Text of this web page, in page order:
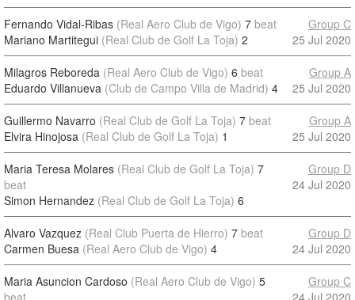
Fernando Vidal-Ribas (Real Aero Club de Vigo) 7 beat
Mariano Martitegui (Real Club de Golf La Toja) 2
Group C
25 Jul 2020
Milagros Reboreda (Real Aero Club de Vigo) 6 beat
Eduardo Villanueva (Club de Campo Villa de Madrid) 4
Group A
25 Jul 2020
Guillermo Navarro (Real Club de Golf La Toja) 7 beat
Elvira Hinojosa (Real Club de Golf La Toja) 1
Group A
25 Jul 2020
Maria Teresa Molares (Real Club de Golf La Toja) 7
beat
Simon Hernandez (Real Club de Golf La Toja) 6
Group D
24 Jul 2020
Alvaro Vazquez (Real Club Puerta de Hierro) 7 beat
Carmen Buesa (Real Aero Club de Vigo) 4
Group D
24 Jul 2020
Maria Asuncion Cardoso (Real Aero Club de Vigo) 5
beat
Group C
24 Jul 2020